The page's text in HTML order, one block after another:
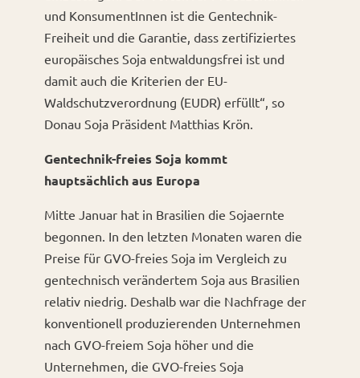
und KonsumentInnen ist die Gentechnik-
Freiheit und die Garantie, dass zertifiziertes
europäisches Soja entwaldungsfrei ist und
damit auch die Kriterien der EU-
Waldschutzverordnung (EUDR) erfüllt“, so
Donau Soja Präsident Matthias Krön.
Gentechnik-freies Soja kommt
hauptsächlich aus Europa
Mitte Januar hat in Brasilien die Sojaernte
begonnen. In den letzten Monaten waren die
Preise für GVO-freies Soja im Vergleich zu
gentechnisch verändertem Soja aus Brasilien
relativ niedrig. Deshalb war die Nachfrage der
konventionell produzierenden Unternehmen
nach GVO-freiem Soja höher und die
Unternehmen, die GVO-freies Soja